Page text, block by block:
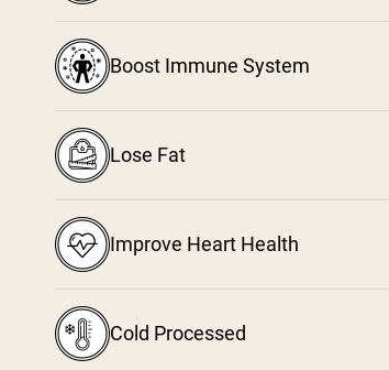
Boost Immune System
Lose Fat
Improve Heart Health
Cold Processed